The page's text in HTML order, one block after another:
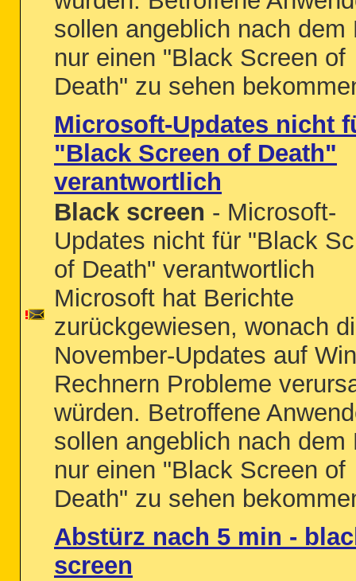
sollen angeblich nach dem
nur einen "Black Screen of
Death" zu sehen
Microsoft-Updates nicht
"Black Screen of Death"
verantwortlich
Black screen - Microsoft-
Updates nicht für "Black
of Death" verantwortlich
Microsoft hat Berichte
zurückgewiesen, wonach
November-Updates auf
Rechnern Probleme
würden. Betroffene
sollen angeblich nach dem
nur einen "Black Screen of
Death" zu sehen
Abstürz nach 5 min -
screen